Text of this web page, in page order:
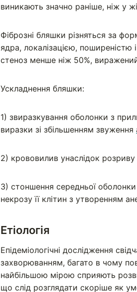
виникають значно раніше, ніж у
Фіброзні бляшки різняться за
ядра, локалізацією,
стеноз менше ніж 50%,
Ускладнення бляшки:
1) звиразкування оболонки з
виразки зі збільшенням звуження
2) крововилив унаслідок
3) стоншення середньої
некрозу її клітин з утворенням
Етіологія
Епідеміологічні дослідження
захворюванням, багато в чому
найбільшою мірою сприяють
що слід розглядати скоріше як